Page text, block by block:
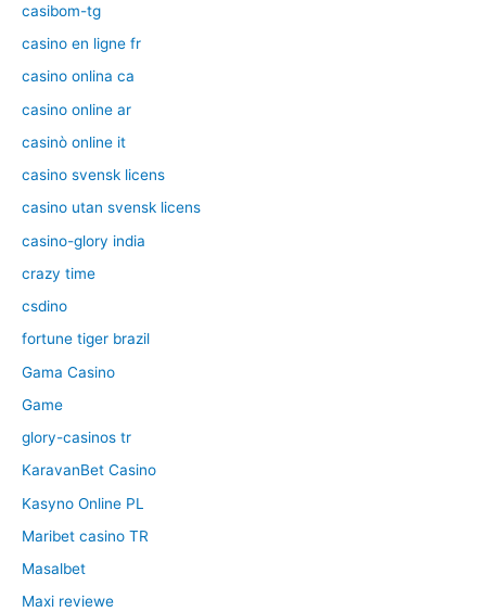
casibom-tg
casino en ligne fr
casino onlina ca
casino online ar
casinò online it
casino svensk licens
casino utan svensk licens
casino-glory india
crazy time
csdino
fortune tiger brazil
Gama Casino
Game
glory-casinos tr
KaravanBet Casino
Kasyno Online PL
Maribet casino TR
Masalbet
Maxi reviewe